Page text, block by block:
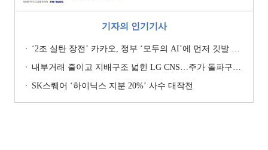
기자의 인기기사
‘2조 실탄 장전’ 카카오, 정부 ‘모두의 AI’에 먼저 깃발 꽂은 셈법
내부거래 줄이고 지배구조 넓힌 LG CNS…주가 돌파구는 ‘RX’ [기업지배구조 보고서]
SK스퀘어 ‘하이닉스 지분 20%’ 사수 대작전